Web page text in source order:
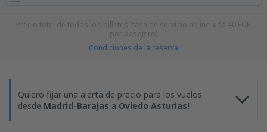
Precio total de todos los billetes (tasa de servicio no incluida 40 EUR
por pasajero)
Condiciones de la reserva
Quiero fijar una alerta de precio para los vuelos
desde Madrid-Barajas a Oviedo Asturias!